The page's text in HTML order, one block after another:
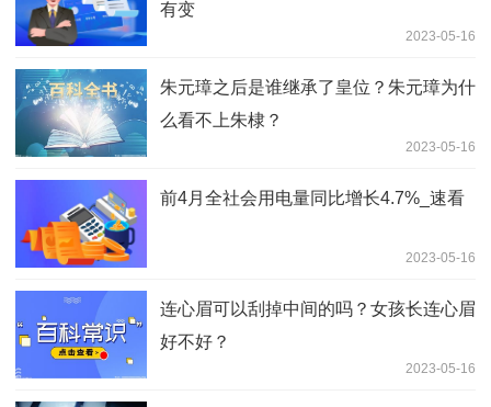
有变
2023-05-16
朱元璋之后是谁继承了皇位？朱元璋为什
么看不上朱棣？
2023-05-16
前4月全社会用电量同比增长4.7%_速看
2023-05-16
连心眉可以刮掉中间的吗？女孩长连心眉
好不好？
2023-05-16